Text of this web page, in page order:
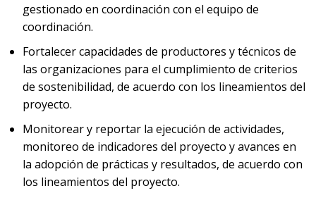
gestionado en coordinación con el equipo de
coordinación.
Fortalecer capacidades de productores y técnicos de
las organizaciones para el cumplimiento de criterios
de sostenibilidad, de acuerdo con los lineamientos del
proyecto.
Monitorear y reportar la ejecución de actividades,
monitoreo de indicadores del proyecto y avances en
la adopción de prácticas y resultados, de acuerdo con
los lineamientos del proyecto.